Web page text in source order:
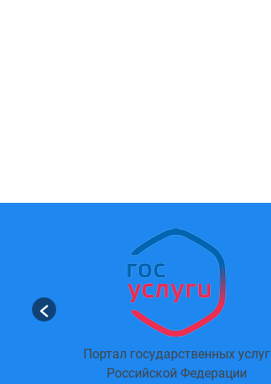
Портал государственных услуг
Российской Федерации